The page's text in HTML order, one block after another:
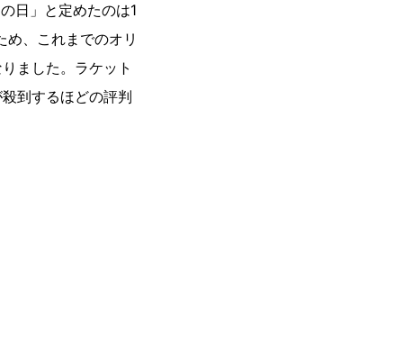
日」と定めたのは1
、これまでのオリ
ました。ラケット
到するほどの評判